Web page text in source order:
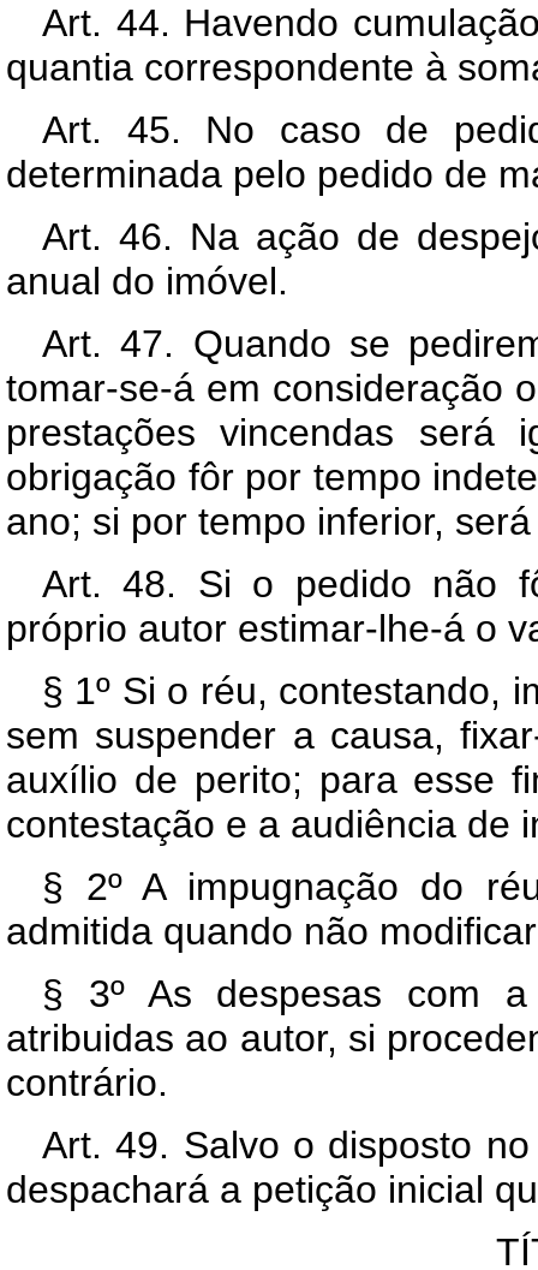
Art. 44. Havendo
quantia correspondente à
Art. 45. No caso de
determinada pelo pedido de
Art. 46. Na ação de
anual do imóvel.
Art. 47. Quando se
tomar-se-á em consideração
prestações vincendas
obrigação fôr por tempo
ano; si por tempo inferior,
Art. 48. Si o pedido não
próprio autor estimar-lhe-á o
§ 1º Si o réu, contestando,
sem suspender a causa,
auxílio de perito; para esse
contestação e a audiência de
§ 2º A impugnação do
admitida quando não
§ 3º As despesas com
atribuidas ao autor, si
contrário.
Art. 49. Salvo o disposto
despachará a petição inicial